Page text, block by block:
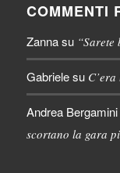
COMMENTI
Zannasu
Gabrielesu
Andrea Bergamini
scortano la gara